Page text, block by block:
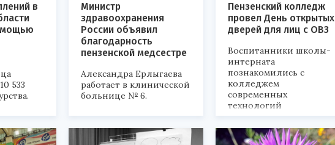
в
533
Министр
здравоохранения
России объявил
благодарность
пензенской медсестре
Александра Ерлыгаева
работает в клинической
больнице № 6.
Пензенский колледж
провел День открытых
дверей для лиц с ОВЗ
Воспитанники школы-
интерната
познакомились с
колледжем
современных
технологий
переработки и бизнеса.